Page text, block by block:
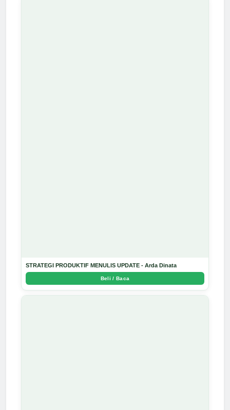
STRATEGI PRODUKTIF MENULIS UPDATE - Arda Dinata
Beli / Baca